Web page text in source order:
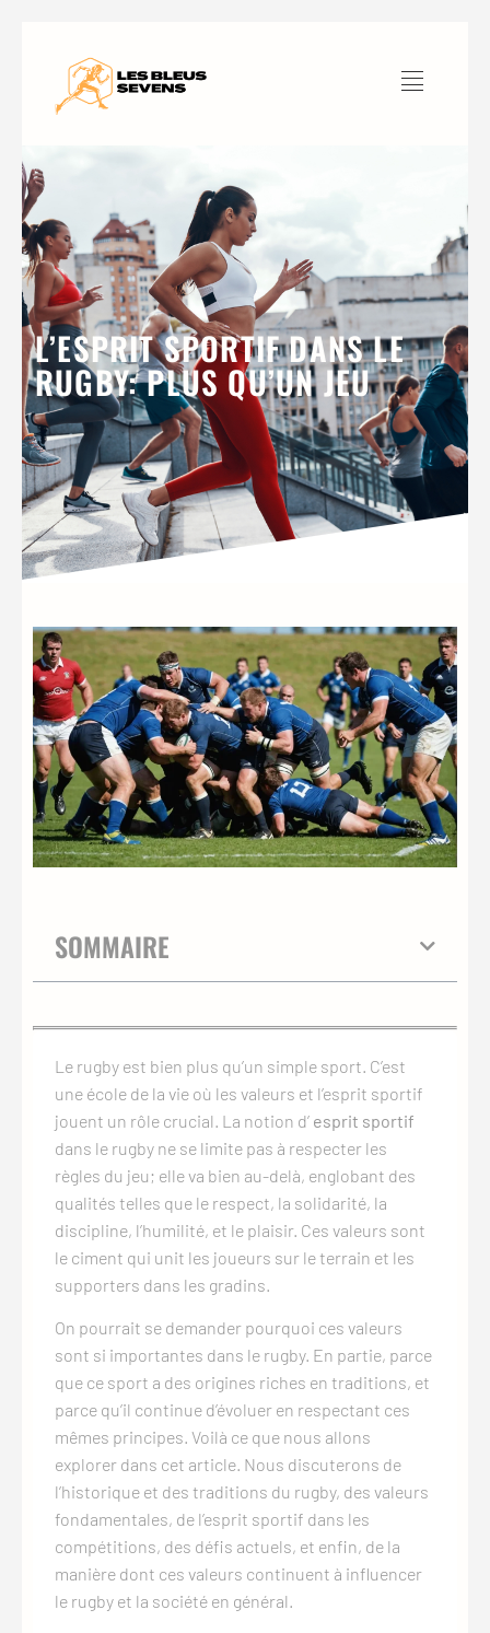
L’ESPRIT SPORTIF DANS LE
RUGBY: PLUS QU’UN JEU
SOMMAIRE
Le rugby est bien plus qu’un simple sport. C’est
une école de la vie où les valeurs et l’esprit sportif
jouent un rôle crucial. La notion d’ esprit sportif
dans le rugby ne se limite pas à respecter les
règles du jeu; elle va bien au-delà, englobant des
qualités telles que le respect, la solidarité, la
discipline, l’humilité, et le plaisir. Ces valeurs sont
le ciment qui unit les joueurs sur le terrain et les
supporters dans les gradins.
On pourrait se demander pourquoi ces valeurs
sont si importantes dans le rugby. En partie, parce
que ce sport a des origines riches en traditions, et
parce qu’il continue d’évoluer en respectant ces
mêmes principes. Voilà ce que nous allons
explorer dans cet article. Nous discuterons de
l’historique et des traditions du rugby, des valeurs
fondamentales, de l’esprit sportif dans les
compétitions, des défis actuels, et enfin, de la
manière dont ces valeurs continuent à influencer
le rugby et la société en général.